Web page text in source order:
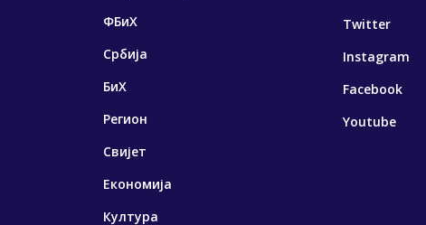
ФБиХ
Србија
БиХ
Регион
Свијет
Економија
Култура
Twitter
Instagram
Facebook
Youtube